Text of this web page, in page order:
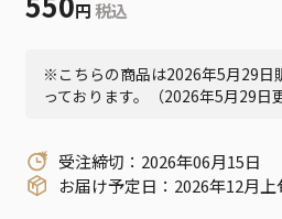
円 税込
※こちらの商品は2026年5月29日
っております。（2026年5月29日
受注締切：2026年06月15日
お届け予定日：2026年12月上